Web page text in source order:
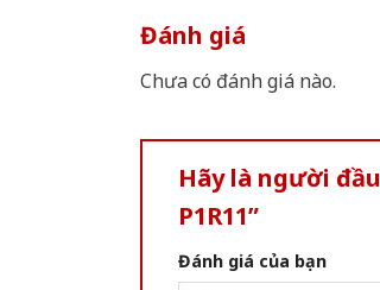
Đánh giá
Chưa có đánh giá nào.
Hãy là người
P1R11”
Đánh giá của bạn